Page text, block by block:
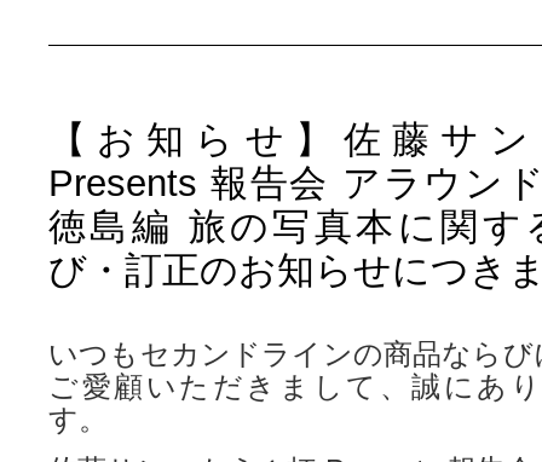
【お知らせ】佐藤サ
Presents 報告会 アラウン
徳島編 旅の写真本に関す
び・訂正のお知らせにつき
いつもセカンドラインの商品なら
ご愛顧いただきまして、誠にあ
す。